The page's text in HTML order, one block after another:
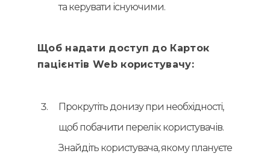
та керувати існуючими.
Щоб надати доступ до Карток
пацієнтів Web користувачу:
Прокрутіть донизу при необхідності,
щоб побачити перелік користувачів.
Знайдіть користувача, якому плануєте